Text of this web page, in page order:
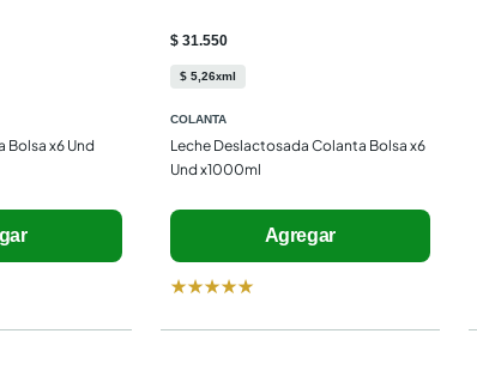
Bolsa x6 Und
$ 31.550
$ 5, 26xml
COLANTA
Leche Deslactosada Colanta Bolsa x6
Und x1000ml
Agregar
★★★★★